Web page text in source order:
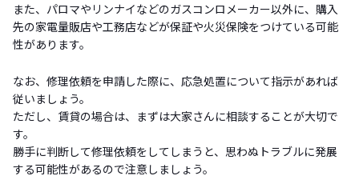
また、パロマやリンナイなどのガスコンロメーカー以外に、購入
先の家電量販店や工務店などが保証や火災保険をつけている可能
性があります。
なお、修理依頼を申請した際に、応急処置について指示があれば
従いましょう。
ただし、賃貸の場合は、まずは大家さんに相談することが大切で
す。
勝手に判断して修理依頼をしてしまうと、思わぬトラブルに発展
する可能性があるので注意しましょう。